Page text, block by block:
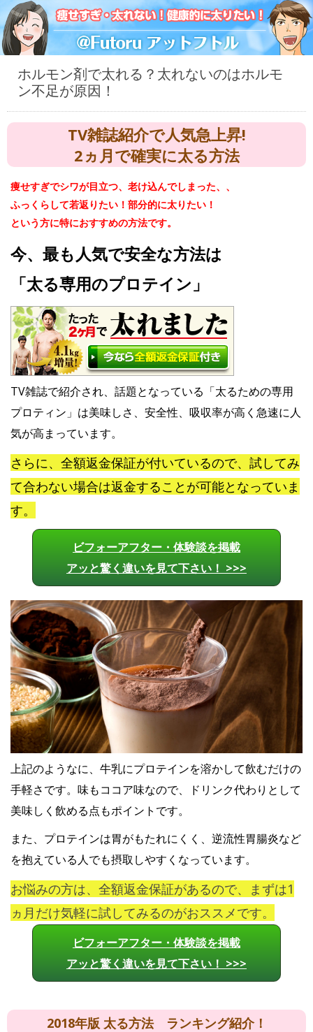
ホルモン剤で太れる？太れないのはホルモ
ン不足が原因！
TV雑誌紹介で人気急上昇!
2ヵ月で確実に太る方法
痩せすぎでシワが目立つ、老け込んでしまった、、
ふっくらして若返りたい！部分的に太りたい！
という方に特におすすめの方法です。
今、最も人気で安全な方法は
「太る専用のプロテイン」
TV雑誌で紹介され、話題となっている「太るための専用
プロティン」は美味しさ、安全性、吸収率が高く急速に人
気が高まっています。
さらに、全額返金保証が付いているので、試してみ
て合わない場合は返金することが可能となっていま
す。
ビフォーアフター・体験談を掲載
アッと驚く違いを見て下さい！ >>>
上記のようなに、牛乳にプロテインを溶かして飲むだけの
手軽さです。味もココア味なので、ドリンク代わりとして
美味しく飲める点もポイントです。
また、プロテインは胃がもたれにくく、逆流性胃腸炎など
を抱えている人でも摂取しやすくなっています。
お悩みの方は、全額返金保証があるので、まずは1
ヵ月だけ気軽に試してみるのがおススメです。
ビフォーアフター・体験談を掲載
アッと驚く違いを見て下さい！ >>>
2018年版 太る方法 ランキング紹介！